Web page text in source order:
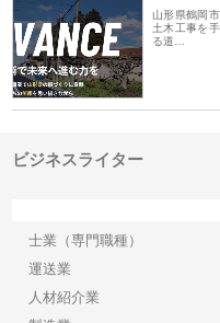
山形県鶴岡
土木工事を
る道…
ビジネスライター
士業（専門職種）
運送業
人材紹介業